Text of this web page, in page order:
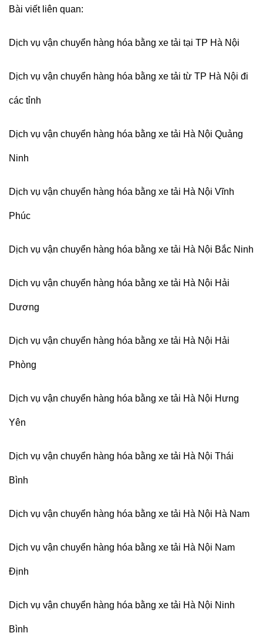
Bài viết liên quan:
Dịch vụ vận chuyển hàng hóa bằng xe tải tại TP Hà Nội
Dịch vụ vận chuyển hàng hóa bằng xe tải từ TP Hà Nội đi
các tỉnh
Dịch vụ vận chuyển hàng hóa bằng xe tải Hà Nội Quảng
Ninh
Dịch vụ vận chuyển hàng hóa bằng xe tải Hà Nội Vĩnh
Phúc
Dịch vụ vận chuyển hàng hóa bằng xe tải Hà Nội Bắc Ninh
Dịch vụ vận chuyển hàng hóa bằng xe tải Hà Nội Hải
Dương
Dịch vụ vận chuyển hàng hóa bằng xe tải Hà Nội Hải
Phòng
Dịch vụ vận chuyển hàng hóa bằng xe tải Hà Nội Hưng
Yên
Dịch vụ vận chuyển hàng hóa bằng xe tải Hà Nội Thái
Bình
Dịch vụ vận chuyển hàng hóa bằng xe tải Hà Nội Hà Nam
Dịch vụ vận chuyển hàng hóa bằng xe tải Hà Nội Nam
Định
Dịch vụ vận chuyển hàng hóa bằng xe tải Hà Nội Ninh
Bình